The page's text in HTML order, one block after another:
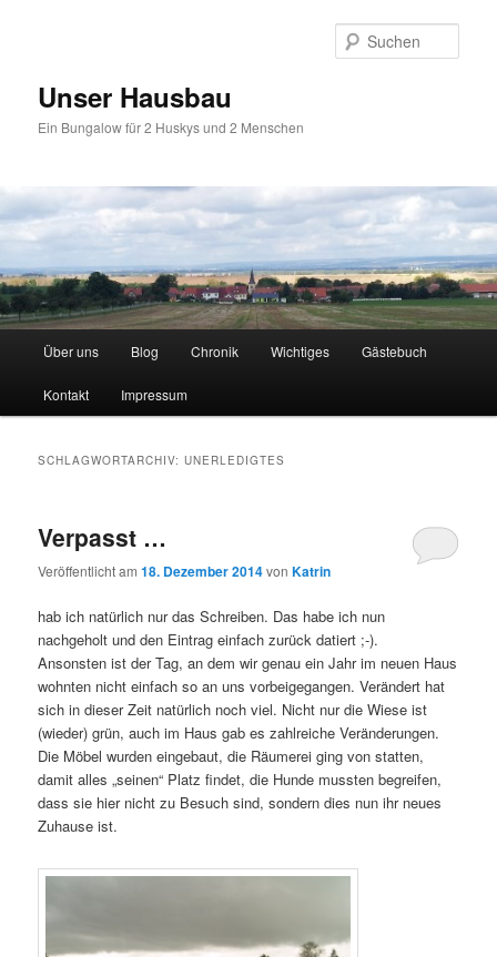
Unser Hausbau
Ein Bungalow für 2 Huskys und 2 Menschen
HauptmenüÜber uns Blog Chronik Wichtiges Gästebuch
Kontakt Impressum
SCHLAGWORTARCHIV:UNERLEDIGTES
Verpasst …
Veröffentlicht am18. Dezember 2014vonKatrin
hab ich natürlich nur das Schreiben. Das habe ich nun
nachgeholt und den Eintrag einfach zurück datiert ;-).
Ansonsten ist der Tag, an dem wir genau ein Jahr im neuen Haus
wohnten nicht einfach so an uns vorbeigegangen. Verändert hat
sich in dieser Zeit natürlich noch viel. Nicht nur die Wiese ist
(wieder) grün, auch im Haus gab es zahlreiche Veränderungen.
Die Möbel wurden eingebaut, die Räumerei ging von statten,
damit alles „seinen“ Platz findet, die Hunde mussten begreifen,
dass sie hier nicht zu Besuch sind, sondern dies nun ihr neues
Zuhause ist.